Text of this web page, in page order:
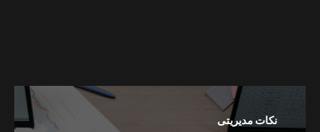
نکات مدیریتی